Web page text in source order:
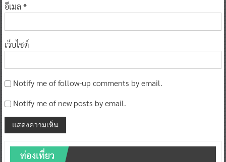
อีเมล *
เว็บไซต์
Notify me of follow-up comments by email.
Notify me of new posts by email.
ท่องเที่ยว